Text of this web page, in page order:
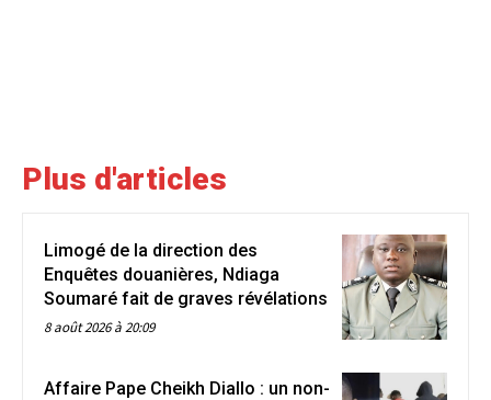
Plus d'articles
Limogé de la direction des
Enquêtes douanières, Ndiaga
Soumaré fait de graves révélations
8 août 2026 à 20:09
Affaire Pape Cheikh Diallo : un non-